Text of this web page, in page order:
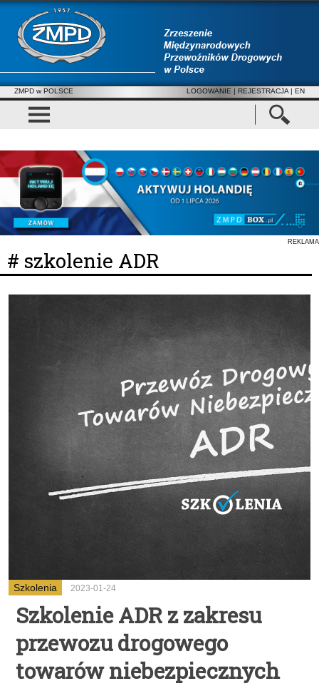
ZMPD w POLSCE LOGOWANIE | REJESTRACJA | EN
REKLAMA
# szkolenie ADR
Szkolenia 2023-01-24
Szkolenie ADR z zakresu
przewozu drogowego
towarów niebezpiecznych